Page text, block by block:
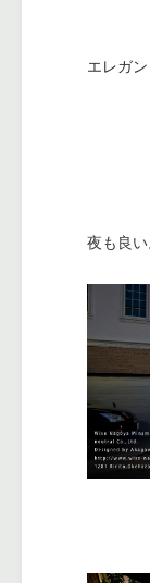
エレガ
夜も良